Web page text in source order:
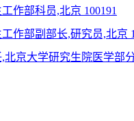
作部科员,北京 100191
作部副部长,研究员,北京
京大学研究生院医学部